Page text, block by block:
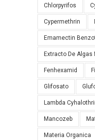
Chlorpyrifos
Cypermethrin
Emamectin
Extracto De Algas
Fenhexamid
Glifosato
Lambda
Mancozeb
Materia Organica